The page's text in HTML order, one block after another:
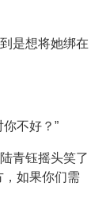
是想将她绑在
不好？”
青钰摇头笑了
，如果你们需